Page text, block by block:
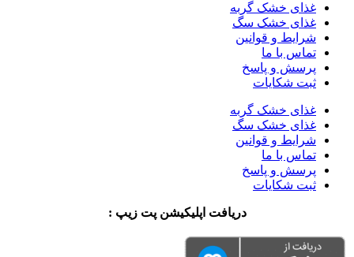
غذای خشک گربه
غذای خشک سگ
شرایط و قوانین
تماس با ما
پرسش و پاسخ
ثبت شکایات
غذای خشک گربه
غذای خشک سگ
شرایط و قوانین
تماس با ما
پرسش و پاسخ
ثبت شکایات
دریافت اپلیکیشن پت زیپ :